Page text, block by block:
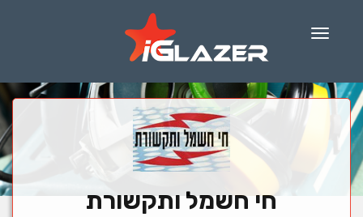
Menu
חי חשמל ותקשורת